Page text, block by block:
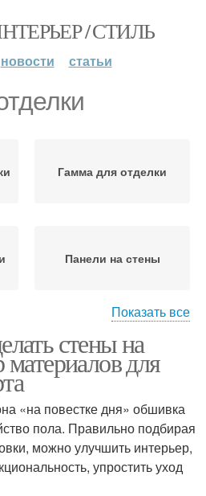
/ СТИЛЬ
новости статьи
Гамма для отделки
Панели на стены
Бюджетная отделка
Материалы для
наружной отделки
Показать все
стены на
для
«на повестке дня» обшивка
пола. Правильно подбирая
можно улучшить интерьер,
упростить уход